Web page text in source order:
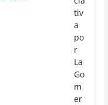
tiv
a
po
r
La
Go
m
er